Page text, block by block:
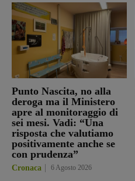
Punto Nascita, no alla
deroga ma il Ministero
apre al monitoraggio di
sei mesi. Vadi: “Una
risposta che valutiamo
positivamente anche se
con prudenza”
Cronaca 6 Agosto 2026